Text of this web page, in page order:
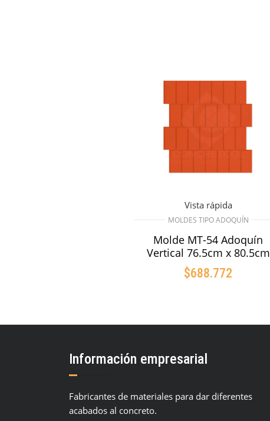
Vista rápida
MOLDES TIPO ADOQUÍN
Molde MT-54 Adoquín
Vertical 76.5cm x 80.5cm
$688.772
Información empresarial
Fabricantes de materiales para dar diferentes
acabados al concreto.